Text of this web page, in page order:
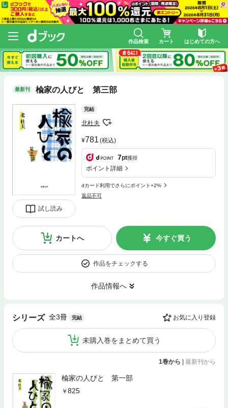
作品検索 カート はじめての方へ
最新刊 楡家の人びと 第三部
試し読み
完結
北杜夫
781 (税込)
7pt獲得
ポイント詳細
dカード利用でさらにポイント+2%
返品不可
カートへ 今すぐ買う
作品をチェックする
作品情報へ
シリーズ 全3冊 完結 お気に入り登録
未購入巻をまとめて買う
1巻から | 最新刊から
楡家の人びと 第一部
825